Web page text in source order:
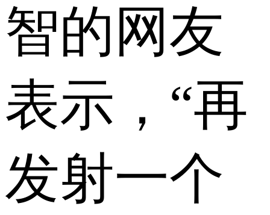
智的网友
表示，“再
发射一个